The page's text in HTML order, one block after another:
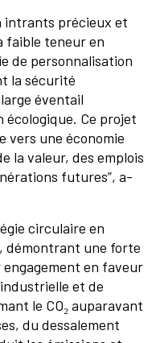
intrants précieux et
faible teneur en
de personnalisation
la sécurité
éventail
Ce projet
vers une économie
la valeur, des emplois
futures”, a-
circulaire en
démontrant une forte
en faveur
et de
le CO₂ auparavant
du dessalement